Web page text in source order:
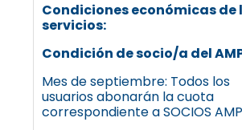
Condiciones económicas de
servicios:
Condición de socio/a del
Mes de septiembre: Todos los
usuarios abonarán la cuota
correspondiente a SOCIOS